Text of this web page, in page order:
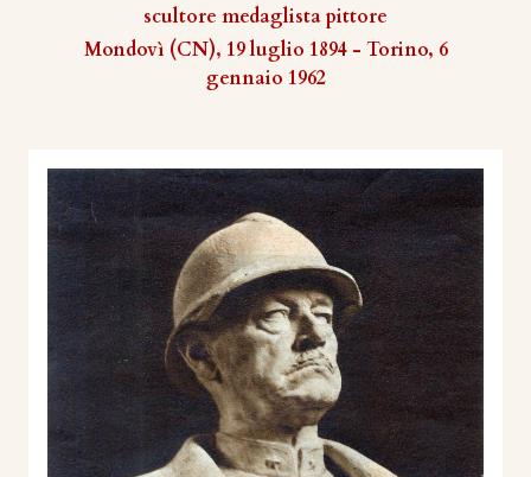
scultore medaglista pittore
Mondovì (CN), 19 luglio 1894 - Torino, 6
gennaio 1962